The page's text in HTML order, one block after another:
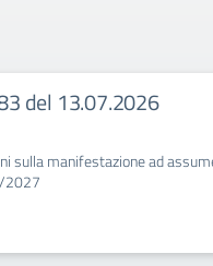
del 13.07.2026
sulla manifestazione ad
2027